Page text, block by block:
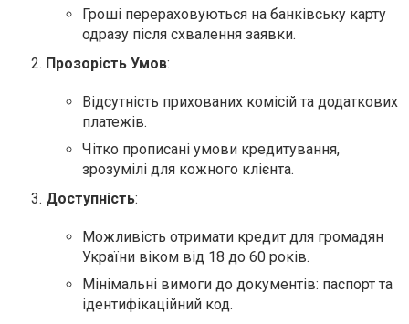
Гроші перераховуються на банківську карту
одразу після схвалення заявки.
Прозорість Умов:
Відсутність прихованих комісій та додаткових
платежів.
Чітко прописані умови кредитування,
зрозумілі для кожного клієнта.
Доступність:
Можливість отримати кредит для громадян
України віком від 18 до 60 років.
Мінімальні вимоги до документів: паспорт та
ідентифікаційний код.